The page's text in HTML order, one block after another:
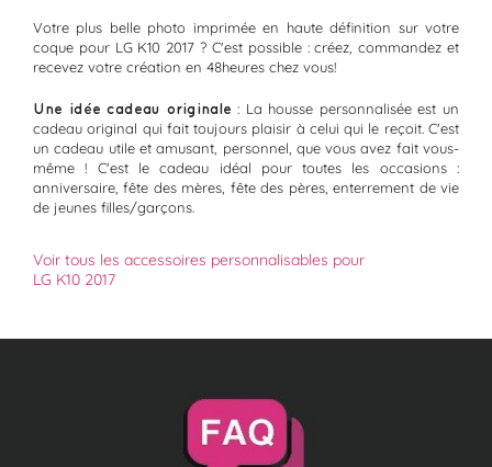
Votre plus belle photo imprimée en haute définition sur votre
coque pour LG K10 2017 ? C'est possible : créez, commandez et
recevez votre création en 48heures chez vous!
Une idée cadeau originale : La housse personnalisée est un
cadeau original qui fait toujours plaisir à celui qui le reçoit. C'est
un cadeau utile et amusant, personnel, que vous avez fait vous-
même ! C'est le cadeau idéal pour toutes les occasions :
anniversaire, fête des mères, fête des pères, enterrement de vie
de jeunes filles/garçons.
Voir tous les accessoires personnalisables pour
LG K10 2017